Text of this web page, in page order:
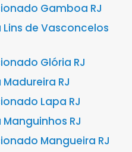
Gamboa RJ
de Vasconcelos
Glória RJ
RJ
Lapa RJ
RJ
Mangueira RJ